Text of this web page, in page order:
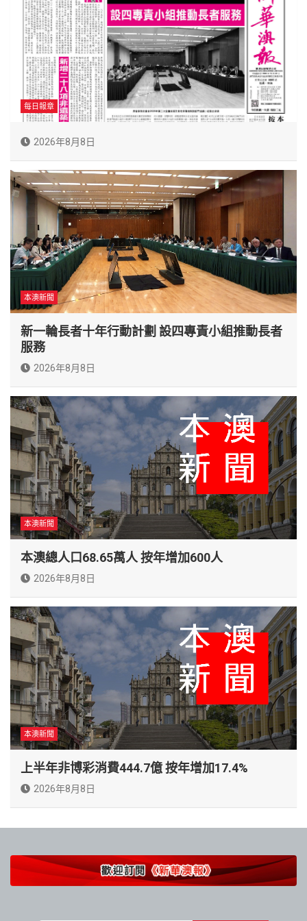
每日報章
2026年8月8日
本澳新聞
新一輪長者十年行動計劃 設四專責小組推動長者
服務
2026年8月8日
本澳新聞
本澳總人口68.65萬人 按年增加600人
2026年8月8日
本澳新聞
上半年非博彩消費444.7億 按年增加17.4%
2026年8月8日